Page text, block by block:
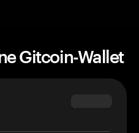
Gitcoin-Wallet
$69.90